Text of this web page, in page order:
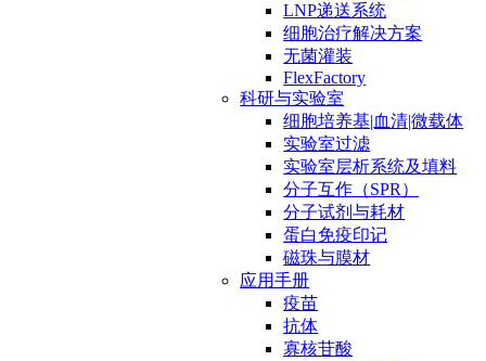
LNP递送系统
细胞治疗解决方案
无菌灌装
FlexFactory
科研与实验室
细胞培养基|血清|微载体
实验室过滤
实验室层析系统及填料
分子互作（SPR）
分子试剂与耗材
蛋白免疫印记
磁珠与膜材
应用手册
疫苗
抗体
寡核苷酸